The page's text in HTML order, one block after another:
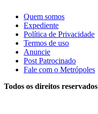
Quem somos
Expediente
Política de Privacidade
Termos de uso
Anuncie
Post Patrocinado
Fale com o Metrópoles
Todos os direitos reservados